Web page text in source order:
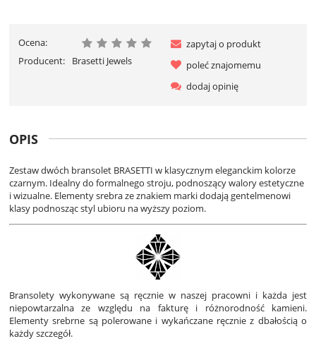
Ocena:
Producent:
Brasetti Jewels
zapytaj o produkt
poleć znajomemu
dodaj opinię
OPIS
Zestaw dwóch bransolet BRASETTI w klasycznym eleganckim kolorze
czarnym. Idealny do formalnego stroju, podnoszący walory estetyczne
i wizualne. Elementy srebra ze znakiem marki dodają gentelmenowi
klasy podnosząc styl ubioru na wyższy poziom.
Bransolety wykonywane są ręcznie w naszej pracowni i każda jest
niepowtarzalna ze względu na fakturę i różnorodność kamieni.
Elementy srebrne są polerowane i wykańczane ręcznie z dbałością o
każdy szczegół.